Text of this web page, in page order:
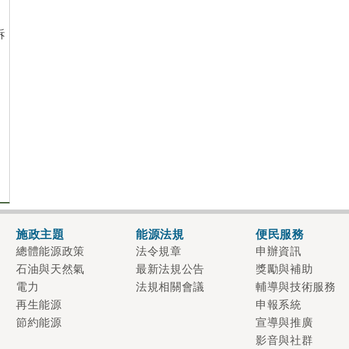
施政主題
總體能源政策
石油與天然氣
電力
再生能源
節約能源
能源法規
法令規章
最新法規公告
法規相關會議
便民服務
申辦資訊
獎勵與補助
輔導與技術服務
申報系統
宣導與推廣
影音與社群